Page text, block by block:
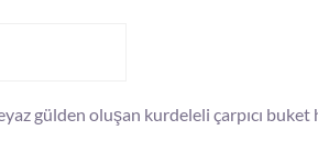
gülden oluşan kurdeleli çarpıcı